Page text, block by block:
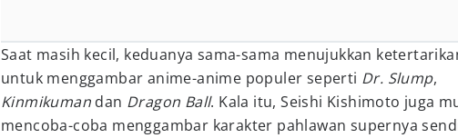
Saat masih kecil, keduanya sama-sama menujukkan
untuk menggambar anime-anime populer seperti Dr. Slump,
Kinmikuman dan Dragon Ball. Kala itu, Seishi Kishimoto juga
mencoba-coba menggambar karakter pahlawan supernya